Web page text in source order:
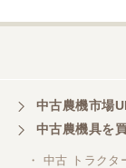
での対
中古農機市場
中古農機具を
・ 中古 トラクタ